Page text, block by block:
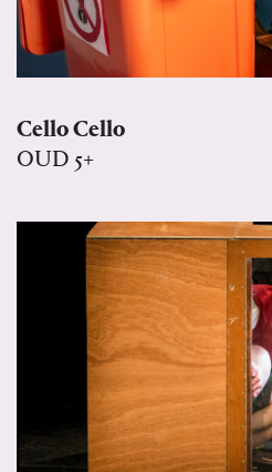
Cello Cello
OUD 5+